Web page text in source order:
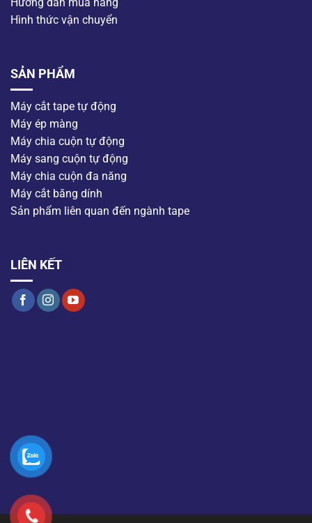
Hướng dẫn mua hàng
Hình thức vận chuyển
SẢN PHẨM
Máy cắt tape tự động
Máy ép màng
Máy chia cuộn tự động
Máy sang cuộn tự động
Máy chia cuộn đa năng
Máy cắt băng dính
Sản phẩm liên quan đến ngành tape
LIÊN KẾT